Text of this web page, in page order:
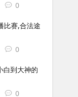
n
0
比赛,合法途
0
白到大神的
0